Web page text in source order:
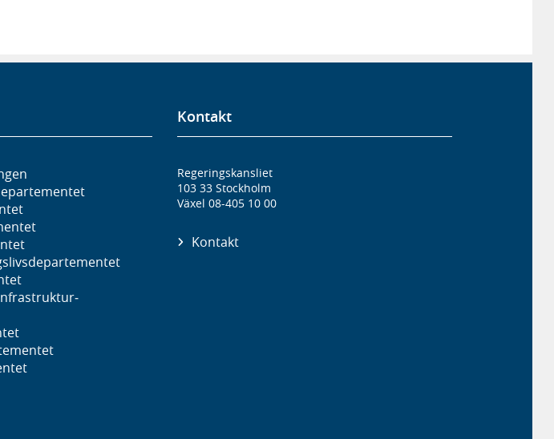
Kontakt
Regeringskansliet
103 33 Stockholm
Växel 08-405 10 00
Kontakt